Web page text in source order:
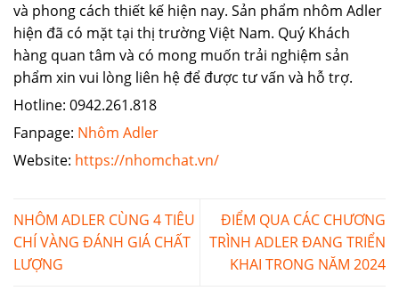
và phong cách thiết kế hiện nay. Sản phẩm nhôm Adler
hiện đã có mặt tại thị trường Việt Nam. Quý Khách
hàng quan tâm và có mong muốn trải nghiệm sản
phẩm xin vui lòng liên hệ để được tư vấn và hỗ trợ.
Hotline: 0942.261.818
Fanpage: Nhôm Adler
Website: https://nhomchat.vn/
NHÔM ADLER CÙNG 4 TIÊU
CHÍ VÀNG ĐÁNH GIÁ CHẤT
LƯỢNG
ĐIỂM QUA CÁC CHƯƠNG
TRÌNH ADLER ĐANG TRIỂN
KHAI TRONG NĂM 2024